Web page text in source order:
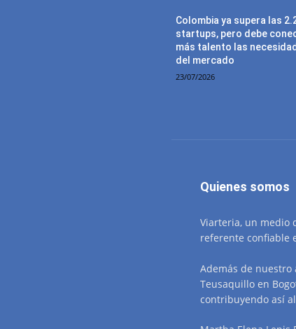
Colombia ya supera las
startups, pero debe
más talento las
del mercado
23/07/2026
Quienes somos
Viarteria, un medio
referente confiable
Además de
Teusaquillo en
contribuyendo así